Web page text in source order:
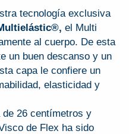
tecnología exclusiva
el Multi
al cuerpo. De esta
un buen descanso y un
capa le confiere un
elasticidad y
de 26 centímetros y
de Flex ha sido